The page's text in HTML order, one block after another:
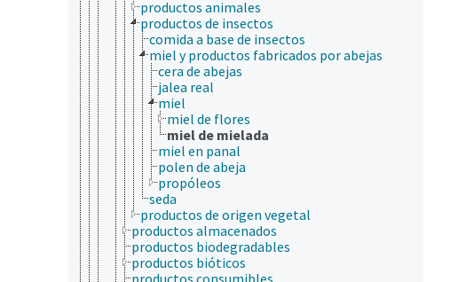
productos animales
productos de insectos
comida a base de insectos
miel y productos fabricados por abejas
cera de abejas
jalea real
miel
miel de flores
miel de mielada
miel en panal
polen de abeja
propóleos
seda
productos de origen vegetal
productos almacenados
productos biodegradables
productos bióticos
productos consumibles